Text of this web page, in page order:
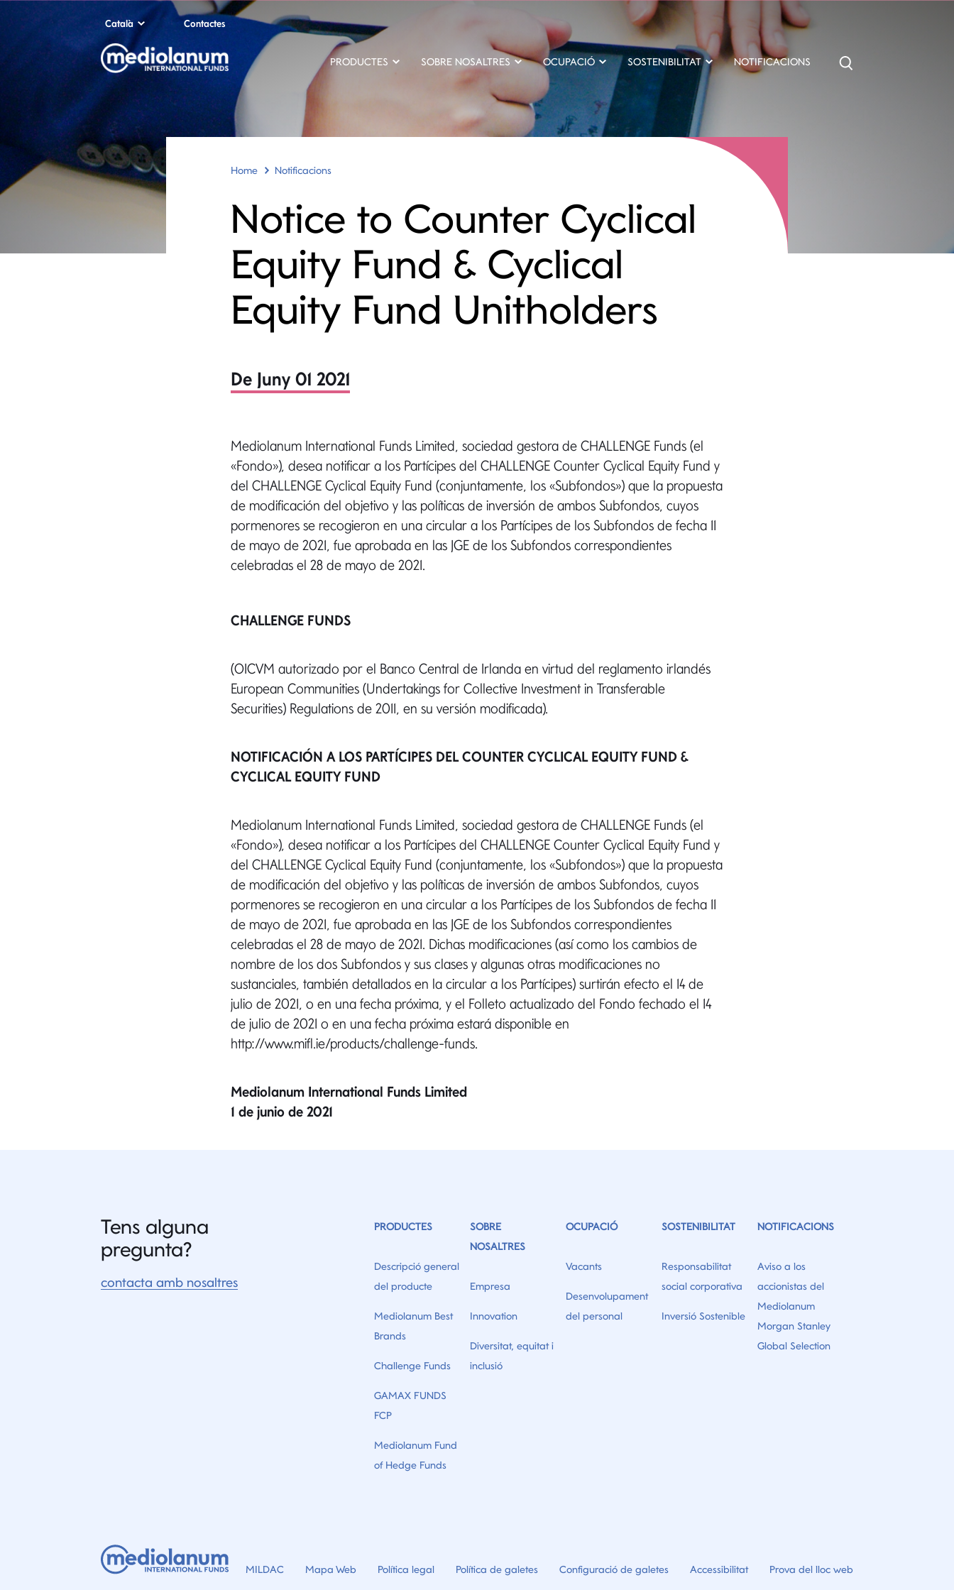
Català Contactes
PRODUCTES SOBRE NOSALTRES OCUPACIÓ SOSTENIBILITAT NOTIFICACIONS
Home Notificacions
Notice to Counter Cyclical
Equity Fund & Cyclical
Equity Fund Unitholders
De Juny 01 2021
Mediolanum International Funds Limited, sociedad gestora de CHALLENGE Funds (el
«Fondo»), desea notificar a los Partícipes del CHALLENGE Counter Cyclical Equity Fund y
del CHALLENGE Cyclical Equity Fund (conjuntamente, los «Subfondos») que la propuesta
de modificación del objetivo y las políticas de inversión de ambos Subfondos, cuyos
pormenores se recogieron en una circular a los Partícipes de los Subfondos de fecha 11
de mayo de 2021, fue aprobada en las JGE de los Subfondos correspondientes
celebradas el 28 de mayo de 2021.
CHALLENGE FUNDS
(OICVM autorizado por el Banco Central de Irlanda en virtud del reglamento irlandés
European Communities (Undertakings for Collective Investment in Transferable
Securities) Regulations de 2011, en su versión modificada).
NOTIFICACIÓN A LOS PARTÍCIPES DEL COUNTER CYCLICAL EQUITY FUND &
CYCLICAL EQUITY FUND
Mediolanum International Funds Limited, sociedad gestora de CHALLENGE Funds (el
«Fondo»), desea notificar a los Partícipes del CHALLENGE Counter Cyclical Equity Fund y
del CHALLENGE Cyclical Equity Fund (conjuntamente, los «Subfondos») que la propuesta
de modificación del objetivo y las políticas de inversión de ambos Subfondos, cuyos
pormenores se recogieron en una circular a los Partícipes de los Subfondos de fecha 11
de mayo de 2021, fue aprobada en las JGE de los Subfondos correspondientes
celebradas el 28 de mayo de 2021. Dichas modificaciones (así como los cambios de
nombre de los dos Subfondos y sus clases y algunas otras modificaciones no
sustanciales, también detallados en la circular a los Partícipes) surtirán efecto el 14 de
julio de 2021, o en una fecha próxima, y el Folleto actualizado del Fondo fechado el 14
de julio de 2021 o en una fecha próxima estará disponible en
http://www.mifl.ie/products/challenge-funds.
Mediolanum International Funds Limited
1 de junio de 2021
Tens alguna
pregunta?
contacta amb nosaltres
PRODUCTES
Descripció general
del producte
Mediolanum Best
Brands
Challenge Funds
GAMAX FUNDS
FCP
Mediolanum Fund
of Hedge Funds
SOBRE
NOSALTRES
Empresa
Innovation
Diversitat, equitat i
inclusió
OCUPACIÓ
Vacants
Desenvolupament
del personal
SOSTENIBILITAT
Responsabilitat
social corporativa
Inversió Sostenible
NOTIFICACIONS
Aviso a los
accionistas del
Mediolanum
Morgan Stanley
Global Selection
MILDAC Mapa Web Política legal Política de galetes Configuració de galetes Accessibilitat Prova del lloc web